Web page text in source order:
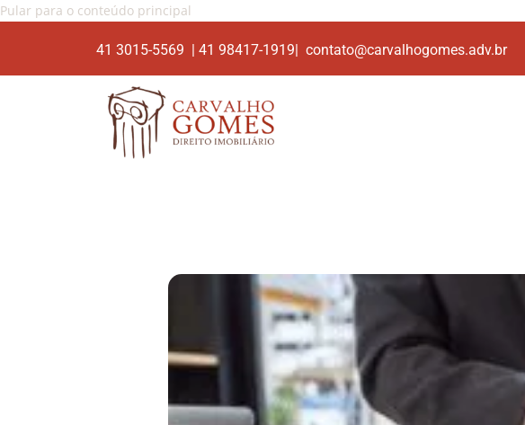
Pular para o conteúdo principal
41 3015-5569 | 41 98417-1919| contato@carvalhogomes.adv.br